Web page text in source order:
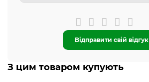
Відправити свій відгук
З цим товаром купують